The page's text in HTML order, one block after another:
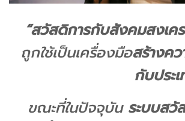
“สวัสดิการกับสังคมสงเค
ถูกใช้เป็นเครื่องมือสร้างค
กับประ
ขณะที่ในปัจจุบัน ระบบสวั